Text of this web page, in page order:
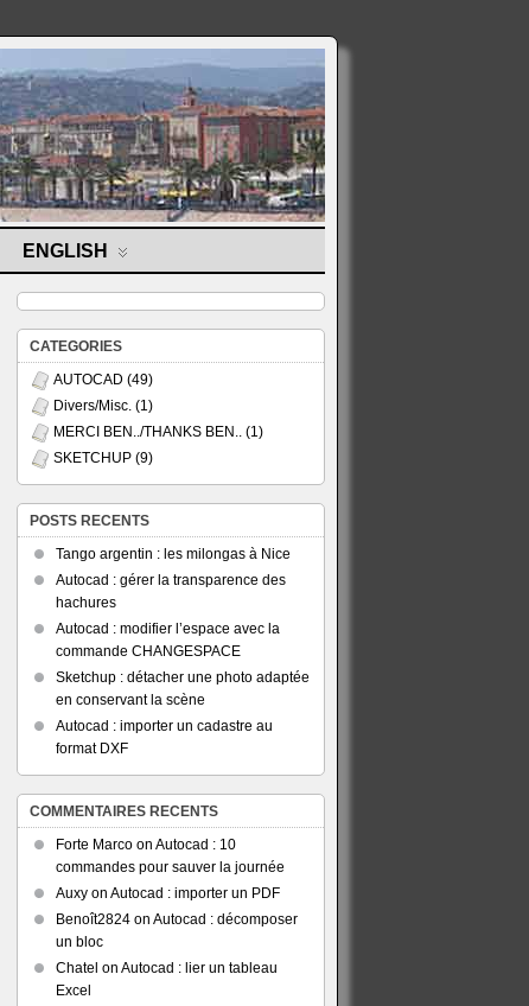
ENGLISH
CATEGORIES
AUTOCAD (49)
Divers/Misc. (1)
MERCI BEN../THANKS BEN.. (1)
SKETCHUP (9)
POSTS RECENTS
Tango argentin : les milongas à Nice
Autocad : gérer la transparence des
hachures
Autocad : modifier l’espace avec la
commande CHANGESPACE
Sketchup : détacher une photo adaptée
en conservant la scène
Autocad : importer un cadastre au
format DXF
COMMENTAIRES RECENTS
Forte Marco on Autocad : 10
commandes pour sauver la journée
Auxy on Autocad : importer un PDF
Benoît2824 on Autocad : décomposer
un bloc
Chatel on Autocad : lier un tableau
Excel